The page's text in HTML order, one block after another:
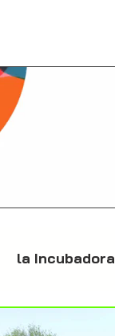
la Incubadora